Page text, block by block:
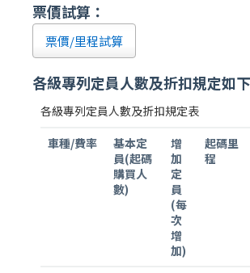
票價試算：
票價/里程試算
各級專列定員人數及折扣規定如下
各級專列定員人數及折扣規定表
車種/費率
基本定
員(起碼
購買人
數)
增
加
定
員
(每
次
增
加)
起碼里
程